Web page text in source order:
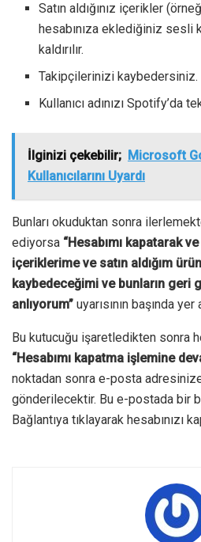
Satın aldığınız içerikler
hesabınıza eklediğiniz sesli
kaldırılır.
Takipçilerinizi kaybedersiniz.
Kullanıcı adınızı Spotify’da
İlginizi çekebilir; Microsoft
Kullanıcılarını Uyardı
Bunları okuduktan sonra
ediyorsa “Hesabımı kapatarak
içeriklerime ve satın aldığım
kaybedeceğimi ve bunların geri
anlıyorum” uyarısının başında
Bu kutucuğu işaretledikten sonra
“Hesabımı kapatma işlemine
noktadan sonra e-posta
gönderilecektir. Bu e-postada bir
Bağlantıya tıklayarak hesabınızı